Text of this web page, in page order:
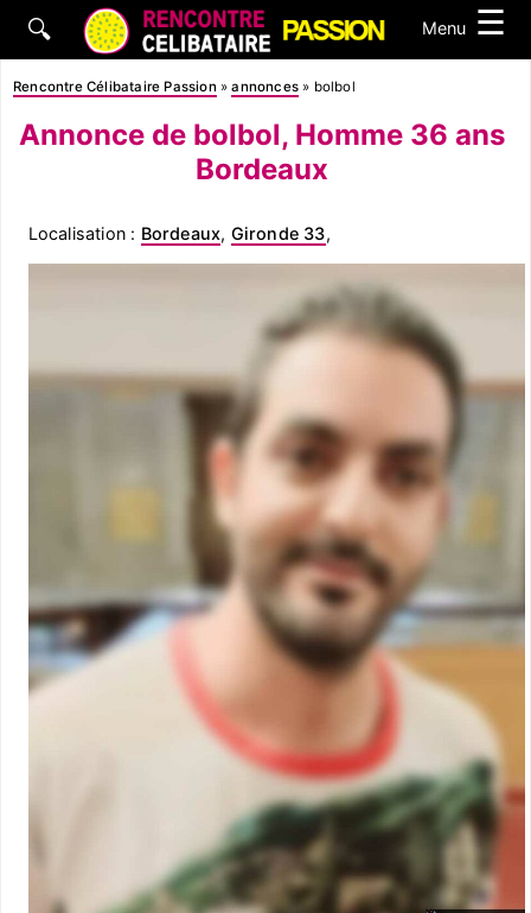
🔍 Menu ☰
Rencontre Célibataire Passion »annonces » bolbol
Annonce de bolbol, Homme 36 ans
Bordeaux
Localisation : Bordeaux, Gironde 33,